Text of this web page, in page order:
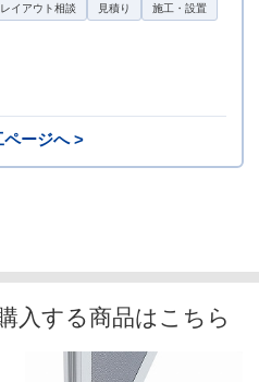
レイアウト相談 見積り 施工・設置
ページへ >
入する商品はこちら